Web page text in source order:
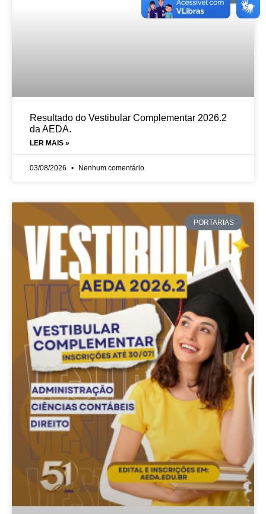
Resultado do Vestibular Complementar 2026.2
da AEDA.
LER MAIS »
03/08/2026 Nenhum comentário
PORTARIAS